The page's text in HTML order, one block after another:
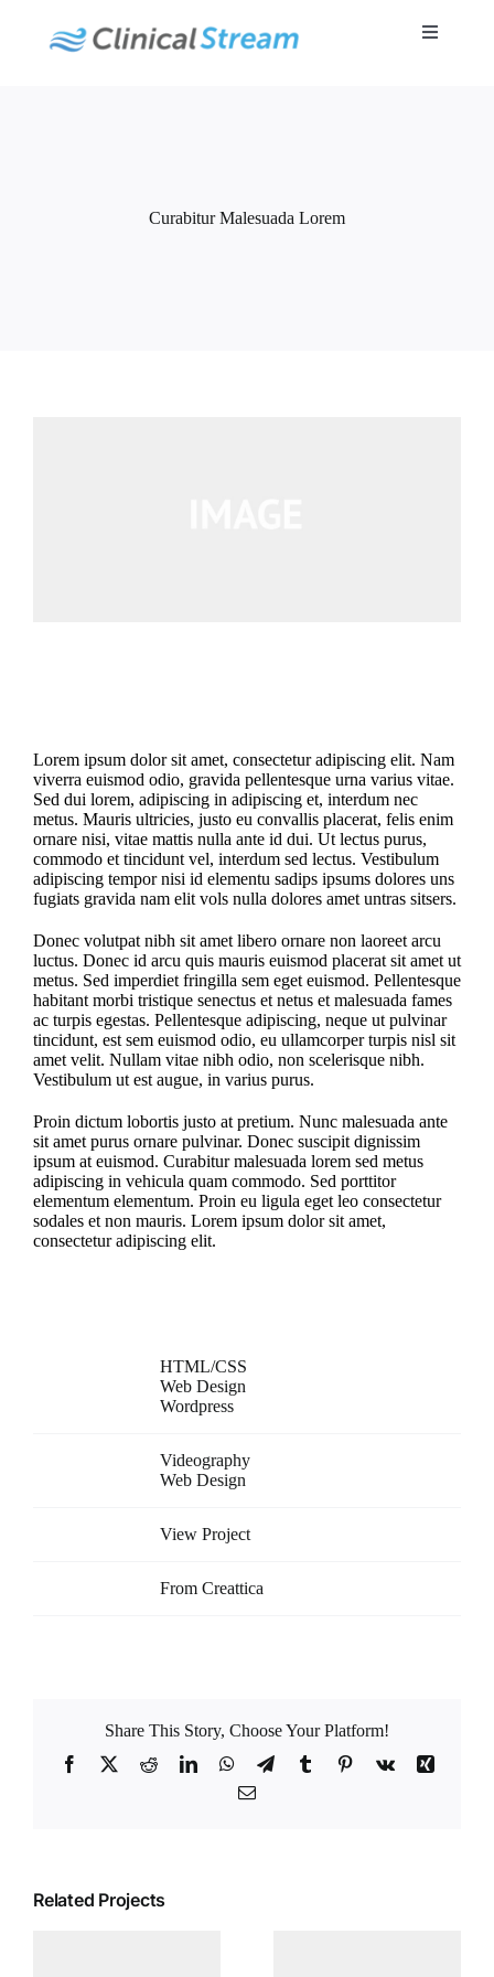
content
Toggle
Curabitur Malesuada Lorem
Lorem ipsum dolor sit amet, consectetur adipiscing elit. Nam
viverra euismod odio, gravida pellentesque urna varius vitae.
Sed dui lorem, adipiscing in adipiscing et, interdum nec
metus. Mauris ultricies, justo eu convallis placerat, felis enim
ornare nisi, vitae mattis nulla ante id dui. Ut lectus purus,
commodo et tincidunt vel, interdum sed lectus. Vestibulum
adipiscing tempor nisi id elementu sadips ipsums dolores uns
fugiats gravida nam elit vols nulla dolores amet untras sitsers.
Donec volutpat nibh sit amet libero ornare non laoreet arcu
luctus. Donec id arcu quis mauris euismod placerat sit amet ut
metus. Sed imperdiet fringilla sem eget euismod. Pellentesque
habitant morbi tristique senectus et netus et malesuada fames
ac turpis egestas. Pellentesque adipiscing, neque ut pulvinar
tincidunt, est sem euismod odio, eu ullamcorper turpis nisl sit
amet velit. Nullam vitae nibh odio, non scelerisque nibh.
Vestibulum ut est augue, in varius purus.
Proin dictum lobortis justo at pretium. Nunc malesuada ante
sit amet purus ornare pulvinar. Donec suscipit dignissim
ipsum at euismod. Curabitur malesuada lorem sed metus
adipiscing in vehicula quam commodo. Sed porttitor
elementum elementum. Proin eu ligula eget leo consectetur
sodales et non mauris. Lorem ipsum dolor sit amet,
consectetur adipiscing elit.
HTML/CSS
Web Design
Wordpress
Videography
Web Design
View Project
From Creattica
Share This Story, Choose Your Platform!
Facebook
X RedditLinkedInWhatsApp
TelegramTumblrPinterest
Vk
Xing
Email
Related Projects